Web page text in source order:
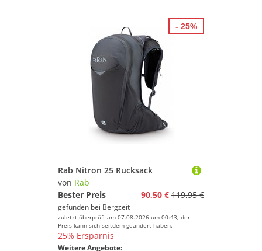
Rab Nitron 25 Rucksack
von Rab
Bester Preis
90,50 € 119,95 €
gefunden bei Bergzeit
zuletzt überprüft am 07.08.2026 um 00:43; der
Preis kann sich seitdem geändert haben.
25% Ersparnis
Weitere Angebote:
- 25%